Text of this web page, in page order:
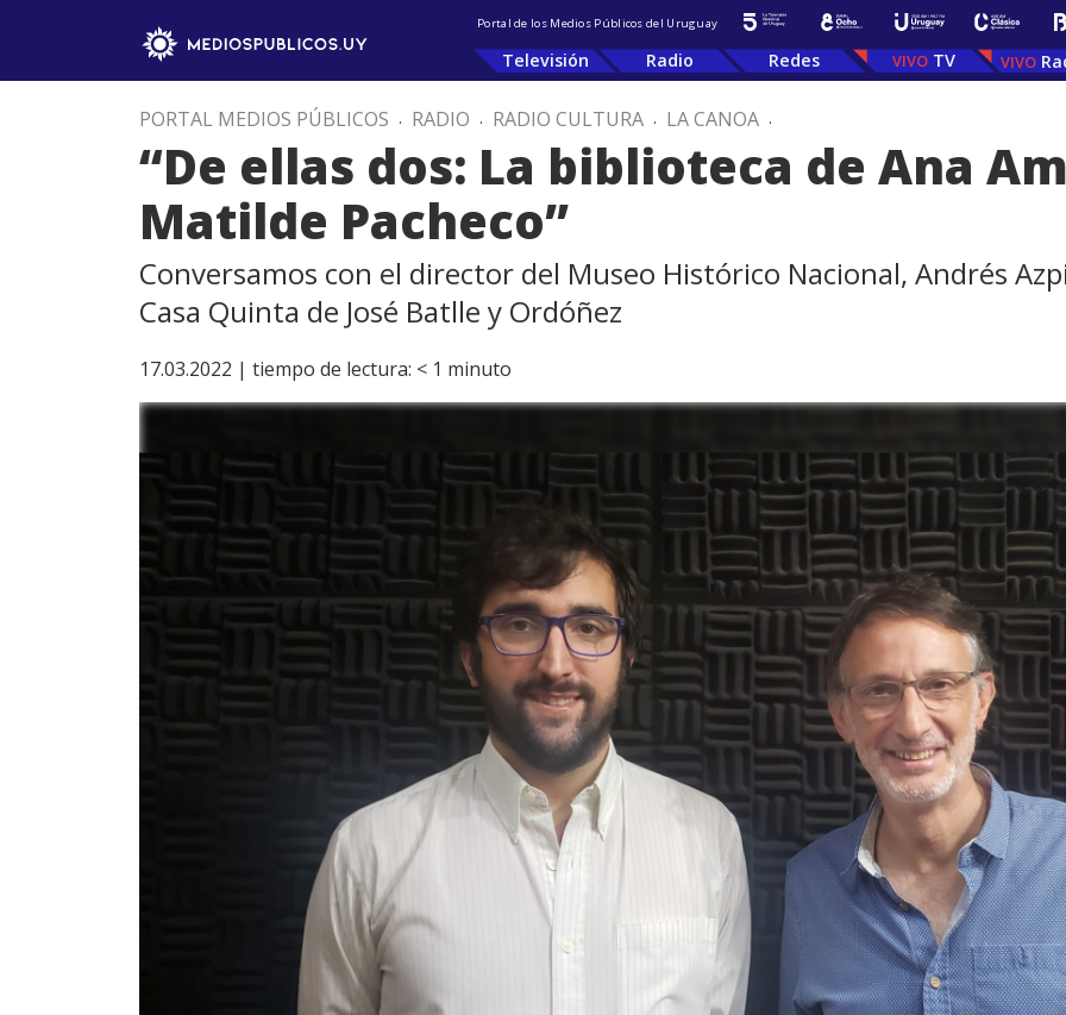
Portal de los Medios Públicos del Uruguay
Televisión Radio Redes TV
PORTAL MEDIOS PÚBLICOS . RADIO . RADIO CULTURA . LA CANOA .
“De ellas dos: La biblioteca de Ana
Matilde Pacheco”
Conversamos con el director del Museo Histórico Nacional, Andrés
Casa Quinta de José Batlle y Ordóñez
17.03.2022 | tiempo de lectura: < 1 minuto